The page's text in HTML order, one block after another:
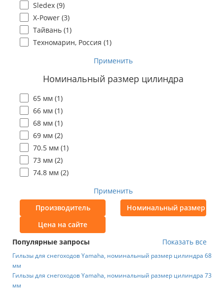
Sledex (9)
X-Power (3)
Тайвань (1)
Техномарин, Россия (1)
Применить
Номинальный размер цилиндра
65 мм (1)
66 мм (1)
68 мм (1)
69 мм (2)
70.5 мм (1)
73 мм (2)
74.8 мм (2)
Применить
Производитель
Номинальный размер
Цена на сайте
Популярные запросы
Гильзы для снегоходов Yamaha, номинальный размер цилиндра 68
мм
Гильзы для снегоходов Yamaha, номинальный размер цилиндра 73
мм
Показать все